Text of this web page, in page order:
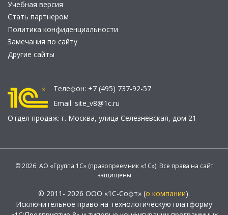
Учебная версия
Стать партнером
Политика конфиденциальности
Замечания по сайту
Другие сайты
Телефон: +7 (495) 737-92-57
Email: site_v8@1c.ru
Отдел продаж: г. Москва, улица Селезнёвская, дом 21
© 2026 АО «Группа 1С» (правопреемник «1С»). Все права на сайт
защищены
© 2011- 2026 ООО «1С-Софт» (о компании).
Исключительное право на технологическую платформу